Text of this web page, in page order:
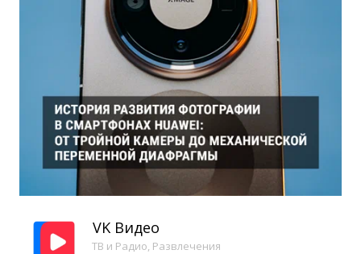
VK Видео
ТВ и Радио, Развлечения